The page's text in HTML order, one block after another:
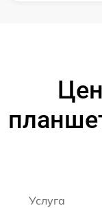
Услуга